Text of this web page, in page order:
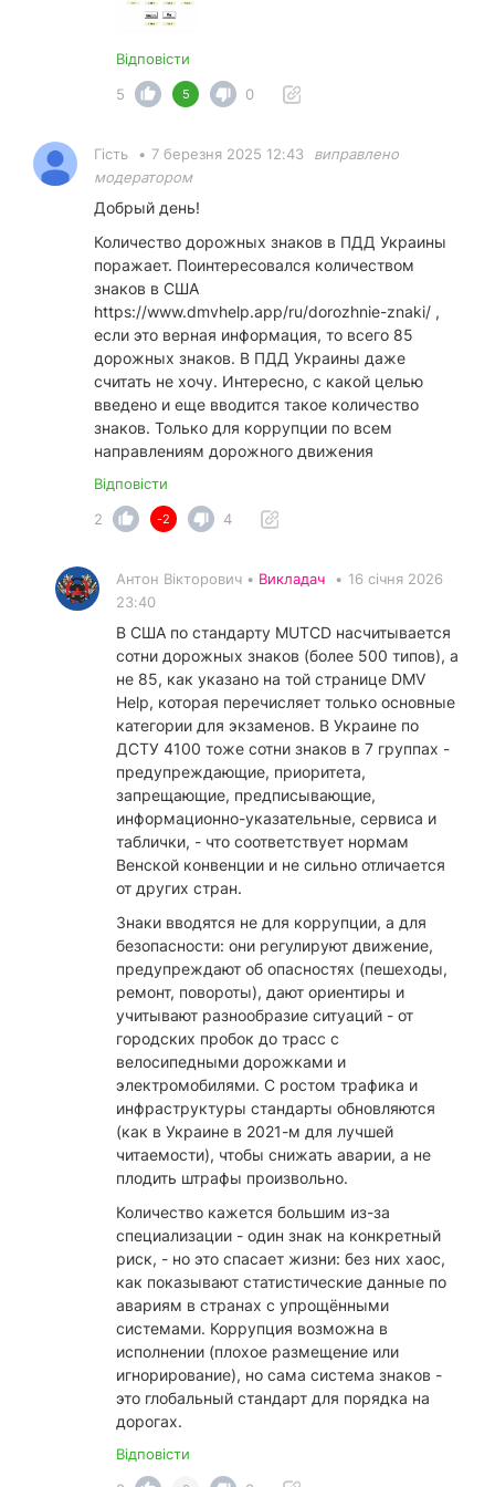
Відповісти
5
5 0
Гість • 7 березня 2025 12:43
виправлено
модератором
Добрый день!
Количество дорожных знаков в ПДД Украины
поражает. Поинтересовался количеством
знаков в США
https://www.dmvhelp.app/ru/dorozhnie-znaki/ ,
если это верная информация, то всего 85
дорожных знаков. В ПДД Украины даже
считать не хочу. Интересно, с какой целью
введено и еще вводится такое количество
знаков. Только для коррупции по всем
направлениям дорожного движения
Відповісти
2
-2 4
Антон Вікторович • Викладач • 16 січня 2026
23:40
В США по стандарту MUTCD насчитывается
сотни дорожных знаков (более 500 типов), а
не 85, как указано на той странице DMV
Help, которая перечисляет только основные
категории для экзаменов. В Украине по
ДСТУ 4100 тоже сотни знаков в 7 группах -
предупреждающие, приоритета,
запрещающие, предписывающие,
информационно-указательные, сервиса и
таблички, - что соответствует нормам
Венской конвенции и не сильно отличается
от других стран.
​Знаки вводятся не для коррупции, а для
безопасности: они регулируют движение,
предупреждают об опасностях (пешеходы,
ремонт, повороты), дают ориентиры и
учитывают разнообразие ситуаций - от
городских пробок до трасс с
велосипедными дорожками и
электромобилями. С ростом трафика и
инфраструктуры стандарты обновляются
(как в Украине в 2021-м для лучшей
читаемости), чтобы снижать аварии, а не
плодить штрафы произвольно.
​Количество кажется большим из-за
специализации - один знак на конкретный
риск, - но это спасает жизни: без них хаос,
как показывают статистические данные по
авариям в странах с упрощёнными
системами. Коррупция возможна в
исполнении (плохое размещение или
игнорирование), но сама система знаков -
это глобальный стандарт для порядка на
дорогах.
Відповісти